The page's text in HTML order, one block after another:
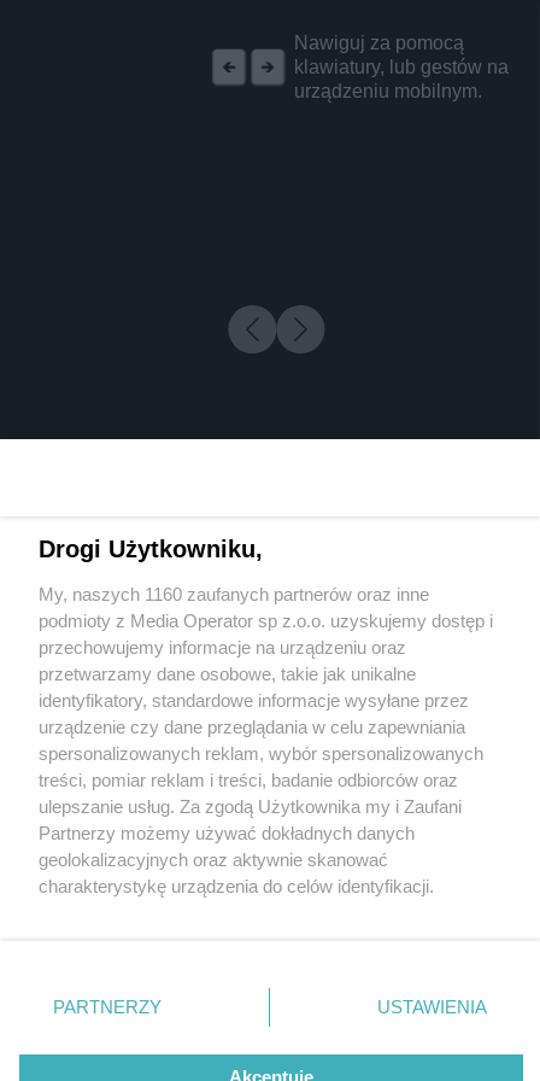
Nawiguj za pomocą
klawiatury, lub gestów na
urządzeniu mobilnym.
1 / 0
Wydawca mediów lokalnych
Nie zapomnij
zapoznać się z:
polityką prywatności regulamin korzystania z portali
Twojemiasto
Piekary Śląskie
Chorzów
Tarnowskie Góry
Gliwice
Skontakuj sięz nami
Kontakt
Wydawca
Redakcja
Drogi Użytkowniku,
My, naszych 1160 zaufanych partnerów oraz inne
podmioty z Media Operator sp z.o.o. uzyskujemy dostęp i
przechowujemy informacje na urządzeniu oraz
przetwarzamy dane osobowe, takie jak unikalne
identyfikatory, standardowe informacje wysyłane przez
urządzenie czy dane przeglądania w celu zapewniania
spersonalizowanych reklam, wybór spersonalizowanych
treści, pomiar reklam i treści, badanie odbiorców oraz
ulepszanie usług. Za zgodą Użytkownika my i Zaufani
Partnerzy możemy używać dokładnych danych
geolokalizacyjnych oraz aktywnie skanować
charakterystykę urządzenia do celów identyfikacji.
zmienić/wycofać klikając przycisk ustawień prywatności
znajdujący się w lewym dolnym rogu strony
rodzaje przetwarzania danych nie wymagają zgody
użytkownika, ale masz prawo sprzeciwić się takiemu
PARTNERZY USTAWIENIA
Akceptuję